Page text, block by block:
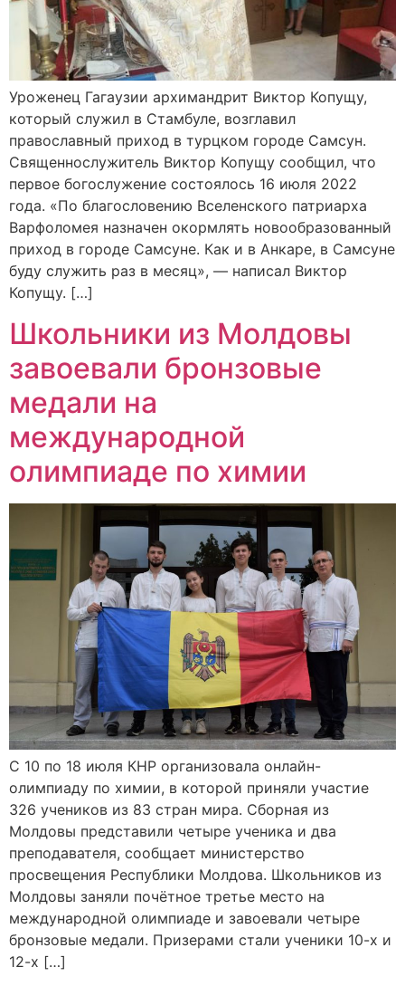
Уроженец Гагаузии архимандрит Виктор Копущу,
который служил в Стамбуле, возглавил
православный приход в турцком городе Самсун.
Священнослужитель Виктор Копущу сообщил, что
первое богослужение состоялось 16 июля 2022
года. «По благословению Вселенского патриарха
Варфоломея назначен окормлять новообразованный
приход в городе Самсуне. Как и в Анкаре, в Самсуне
буду служить раз в месяц», — написал Виктор
Копущу. […]
Школьники из Молдовы
завоевали бронзовые
медали на
международной
олимпиаде по химии
С 10 по 18 июля КНР организовала онлайн-
олимпиаду по химии, в которой приняли участие
326 учеников из 83 стран мира. Сборная из
Молдовы представили четыре ученика и два
преподавателя, сообщает министерство
просвещения Республики Молдова. Школьников из
Молдовы заняли почётное третье место на
международной олимпиаде и завоевали четыре
бронзовые медали. Призерами стали ученики 10-х и
12-х […]